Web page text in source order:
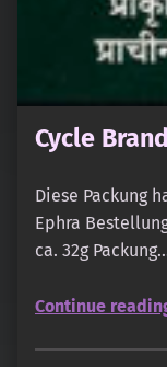
Cycle
Diese Packung
Ephra
ca. 32g
Continue